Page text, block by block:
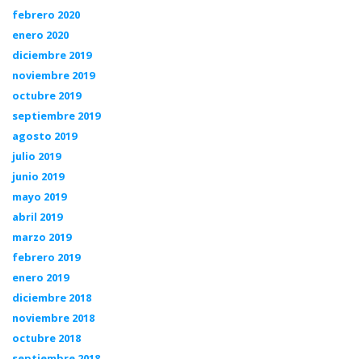
febrero 2020
enero 2020
diciembre 2019
noviembre 2019
octubre 2019
septiembre 2019
agosto 2019
julio 2019
junio 2019
mayo 2019
abril 2019
marzo 2019
febrero 2019
enero 2019
diciembre 2018
noviembre 2018
octubre 2018